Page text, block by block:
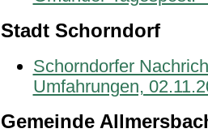
Stadt Schorndorf
Schorndorfer
Umfahrungen,
Gemeinde